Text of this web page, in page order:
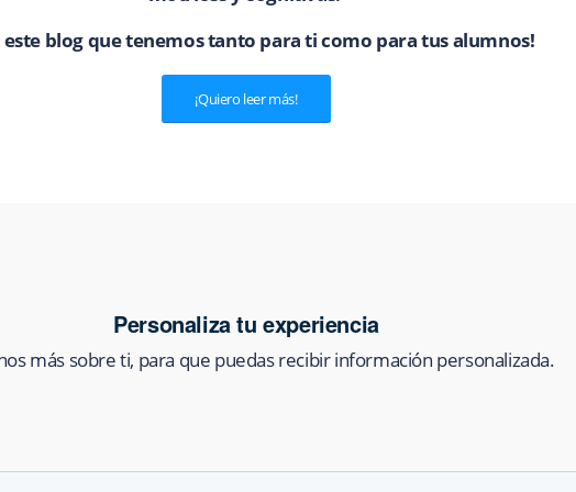
este blog que tenemos tanto para ti como para tus alumnos!
¡Quiero leer más!
Personaliza tu experiencia
más sobre ti, para que puedas recibir información personalizada.